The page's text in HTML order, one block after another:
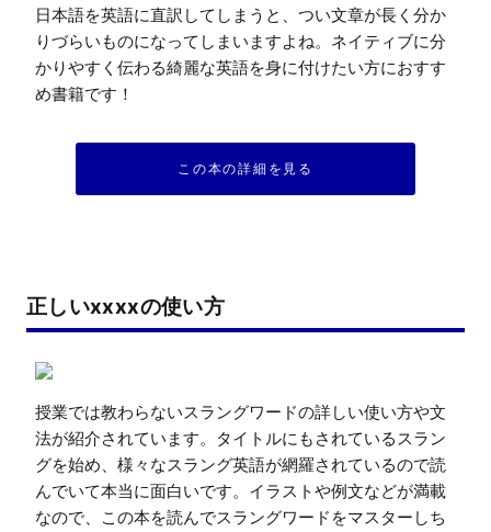
日本語を英語に直訳してしまうと、つい文章が長く分か
りづらいものになってしまいますよね。ネイティブに分
かりやすく伝わる綺麗な英語を身に付けたい方におすす
め書籍です！
この本の詳細を見る
正しいxxxxの使い方
授業では教わらないスラングワードの詳しい使い方や文
法が紹介されています。タイトルにもされているスラン
グを始め、様々なスラング英語が網羅されているので読
んでいて本当に面白いです。イラストや例文などが満載
なので、この本を読んでスラングワードをマスターしち